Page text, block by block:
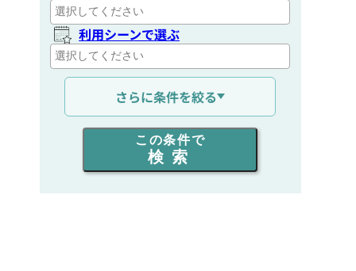
利用シーンで選ぶ
通信距離を選ぶ
出力を選ぶ
同時通話人数を選ぶ
さらに条件を絞る
この条件で
検索